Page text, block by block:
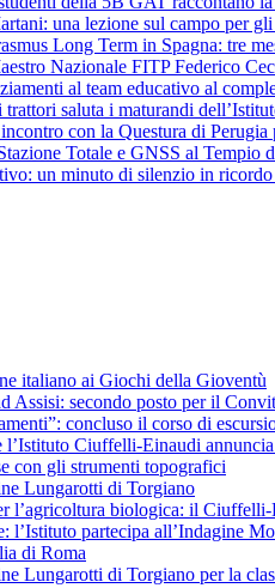
una lezione sul campo per
Long Term in Spagna: tre
Nazionale FITP Federico
al team educativo al
trattori saluta i maturandi
con la Questura di
Totale e GNSS al Tempio
un minuto di silenzio in
italiano ai Giochi della Gioventù
Assisi: secondo posto per il
concluso il corso di
l’Istituto Ciuffelli-Einaudi
con gli strumenti topografici
Lungarotti di Torgiano
l’agricoltura biologica: il
l’Istituto partecipa all’Indagine
di Roma
Lungarotti di Torgiano per la